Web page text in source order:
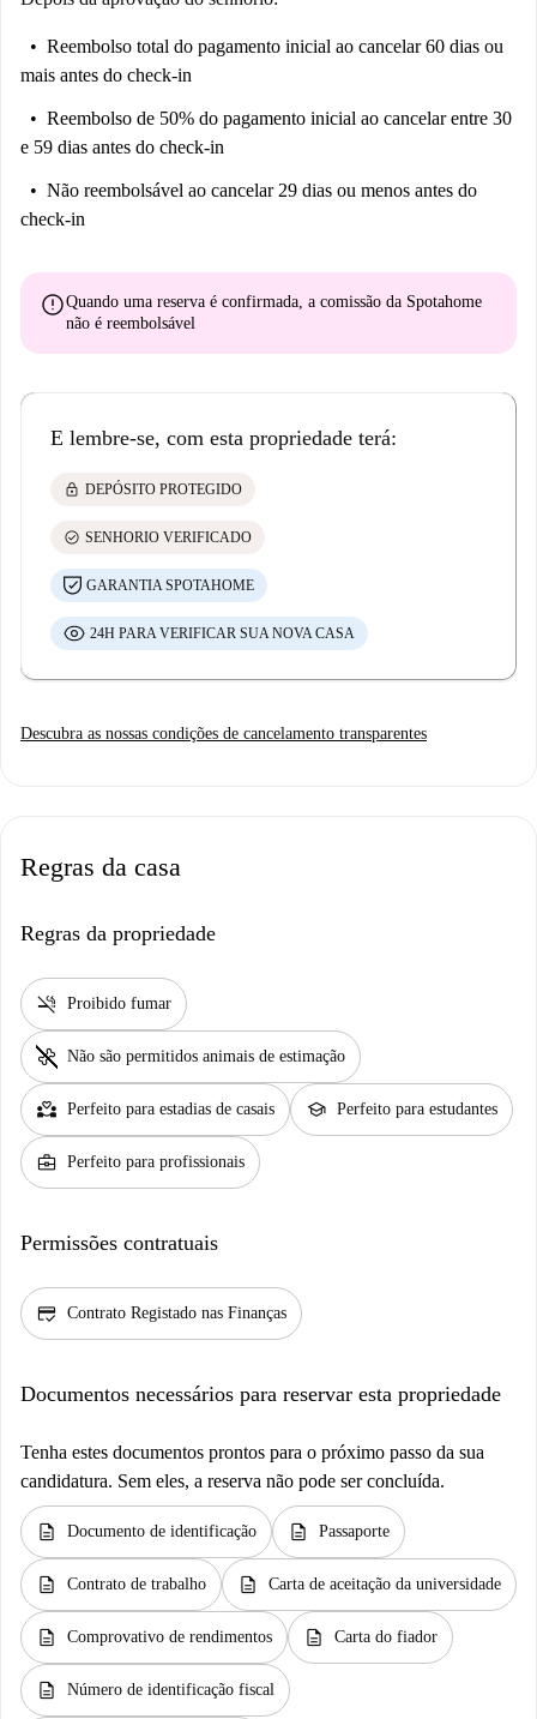
Reembolso total do pagamento inicial ao cancelar 60 dias ou
mais antes do check-in
Reembolso de 50% do pagamento inicial ao cancelar entre 30
e 59 dias antes do check-in
Não reembolsável ao cancelar 29 dias ou menos antes do
check-in
errorQuando uma reserva é confirmada, a comissão da Spotahome
não é reembolsável
E lembre-se, com esta propriedade terá:
lock DEPÓSITO PROTEGIDO
check_circle SENHORIO VERIFICADO
GARANTIA SPOTAHOME
24H PARA VERIFICAR SUA NOVA CASA
Descubra as nossas condições de cancelamento transparentes
Regras da casa
Regras da propriedade
smoke_free Proibido fumar
pet_supplies Não são permitidos animais de estimação
partner_heart Perfeito para estadias de casais school Perfeito para estudantes
business_center Perfeito para profissionais
Permissões contratuais
credit_score Contrato Registado nas Finanças
Documentos necessários para reservar esta propriedade
Tenha estes documentos prontos para o próximo passo da sua
candidatura. Sem eles, a reserva não pode ser concluída.
description Documento de identificação description Passaporte
description Contrato de trabalho description Carta de aceitação da universidade
description Comprovativo de rendimentos description Carta do fiador
description Número de identificação fiscal